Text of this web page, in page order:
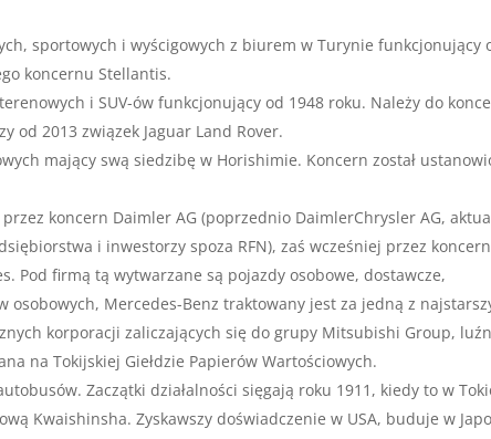
sportowych i wyścigowych z biurem w Turynie funkcjonujący
koncernu Stellantis.
i SUV-ów funkcjonujący od 1948 roku. Należy do
od 2013 związek Jaguar Land Rover.
mający swą siedzibę w Horishimie. Koncern został
przez koncern Daimler AG (poprzednio DaimlerChrysler AG,
i inwestorzy spoza RFN), zaś wcześniej przez koncern
Pod firmą tą wytwarzane są pojazdy osobowe, dostawcze,
osobowych, Mercedes-Benz traktowany jest za jedną z
korporacji zaliczających się do grupy Mitsubishi Group,
na Tokijskiej Giełdzie Papierów Wartościowych.
Zaczątki działalności sięgają roku 1911, kiedy to w
Kwaishinsha. Zyskawszy doświadczenie w USA, buduje w